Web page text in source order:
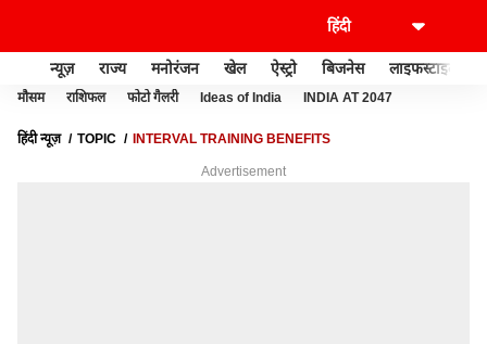
न्यूज़ राज्य मनोरंजन खेल ऐस्ट्रो बिजनेस लाइफस्टाइल
मौसम राशिफल फोटो गैलरी Ideas of India INDIA AT 2047
हिंदी न्यूज़ TOPIC INTERVAL TRAINING BENEFITS
Advertisement